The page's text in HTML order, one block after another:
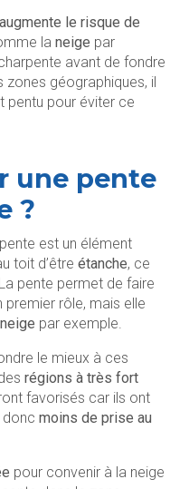
augmente le risque de
la neige par
avant de fondre
zones géographiques, il
pentu pour éviter ce
une pente
?
est un élément
toit d’être étanche, ce
pente permet de faire
premier rôle, mais elle
par exemple.
le mieux à ces
régions à très fort
favorisés car ils ont
donc moins de prise au
pour convenir à la neige